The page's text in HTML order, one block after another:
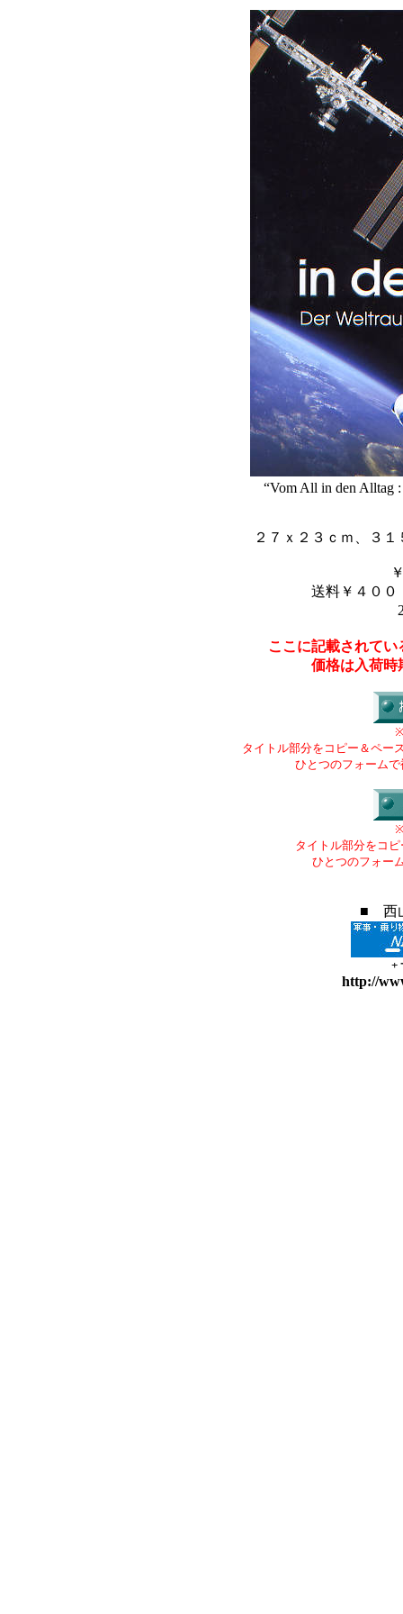
“Vom All in den Alltag
２７ｘ２３ｃｍ、３
送料￥４００
ここに記載されて
価格は入荷時
タイトル部分をコピー＆ペー
ひとつのフォーム
タイトル部分をコ
ひとつのフォー
■ 西
+
http://